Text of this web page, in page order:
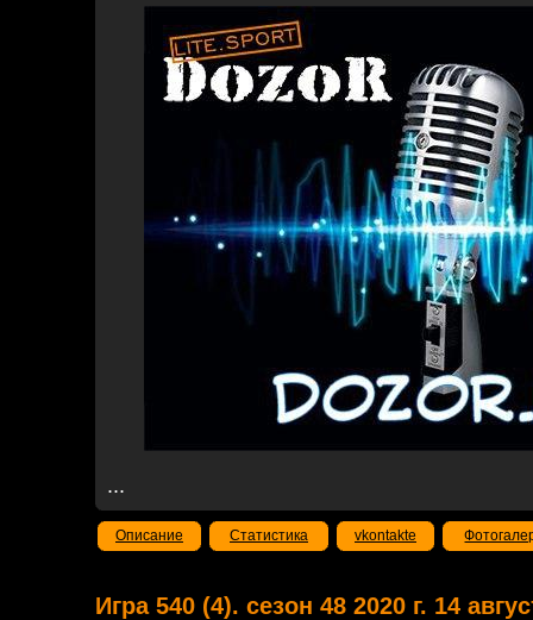
...
Описание Статистика vkontakte
Игра 540 (4). сезон 48 2020 г. 14